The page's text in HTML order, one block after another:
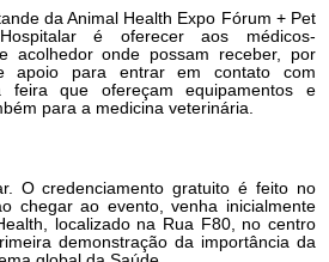
da Animal Health Expo Fórum + Pet
é oferecer aos médicos-
acolhedor onde possam receber, por
apoio para entrar em contato com
feira que ofereçam equipamentos e
para a medicina veterinária.
O credenciamento gratuito é feito no
chegar ao evento, venha inicialmente
localizado na Rua F80, no centro
demonstração da importância da